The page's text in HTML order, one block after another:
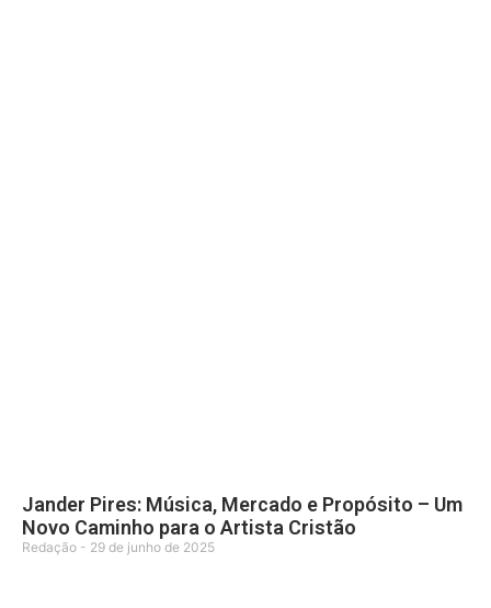
Jander Pires: Música, Mercado e Propósito – Um
Novo Caminho para o Artista Cristão
Redação 29 de junho de 2025